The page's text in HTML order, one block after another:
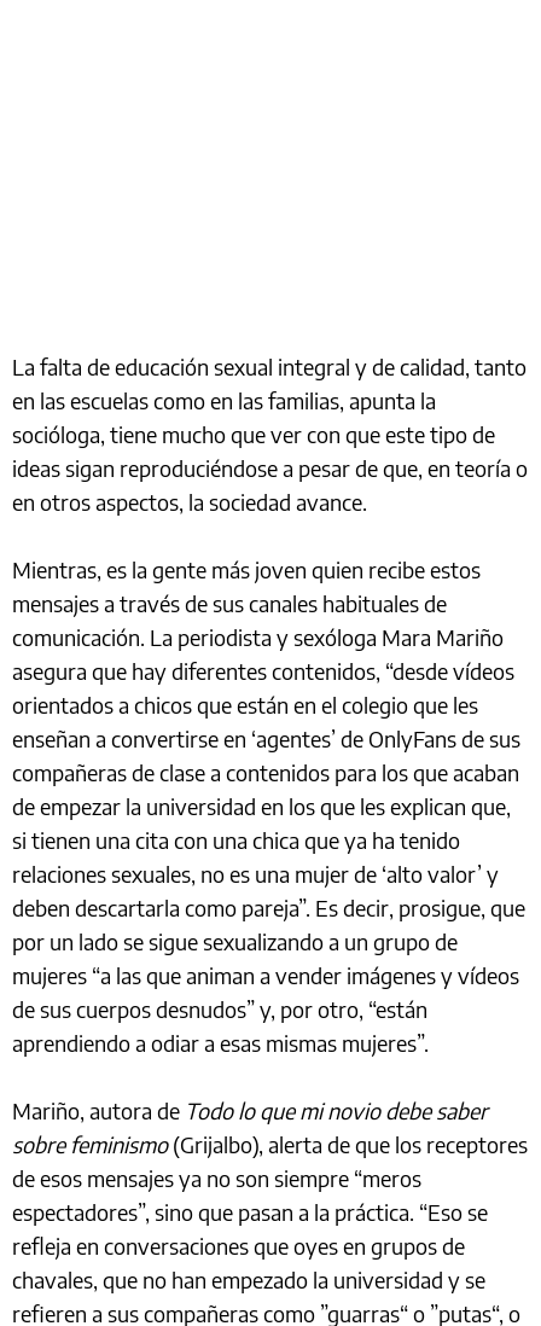
La falta de educación sexual integral y de calidad, tanto
en las escuelas como en las familias, apunta la
socióloga, tiene mucho que ver con que este tipo de
ideas sigan reproduciéndose a pesar de que, en teoría o
en otros aspectos, la sociedad avance.
Mientras, es la gente más joven quien recibe estos
mensajes a través de sus canales habituales de
comunicación. La periodista y sexóloga Mara Mariño
asegura que hay diferentes contenidos, “desde vídeos
orientados a chicos que están en el colegio que les
enseñan a convertirse en ‘agentes’ de OnlyFans de sus
compañeras de clase a contenidos para los que acaban
de empezar la universidad en los que les explican que,
si tienen una cita con una chica que ya ha tenido
relaciones sexuales, no es una mujer de ‘alto valor’ y
deben descartarla como pareja”. Es decir, prosigue, que
por un lado se sigue sexualizando a un grupo de
mujeres “a las que animan a vender imágenes y vídeos
de sus cuerpos desnudos” y, por otro, “están
aprendiendo a odiar a esas mismas mujeres”.
Mariño, autora de Todo lo que mi novio debe saber
sobre feminismo(Grijalbo), alerta de que los receptores
de esos mensajes ya no son siempre “meros
espectadores”, sino que pasan a la práctica. “Eso se
refleja en conversaciones que oyes en grupos de
chavales, que no han empezado la universidad y se
refieren a sus compañeras como ”guarras“ o ”putas“, o